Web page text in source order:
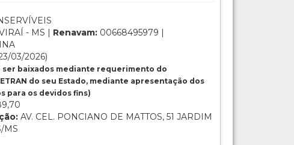
- MS | Renavam: 00668495979 |
03/2026)
baixados mediante requerimento do
do seu Estado, mediante apresentação dos
para os devidos fins)
AV. CEL. PONCIANO DE MATTOS, 51 JARDIM
MS